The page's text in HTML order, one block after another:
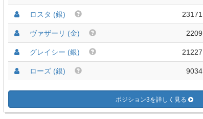
ロスタ (銀) 23171
ヴァザーリ (金) 2209
グレイシー (銀) 21227
ローズ (銀) 9034
ポジション3を詳しく見る